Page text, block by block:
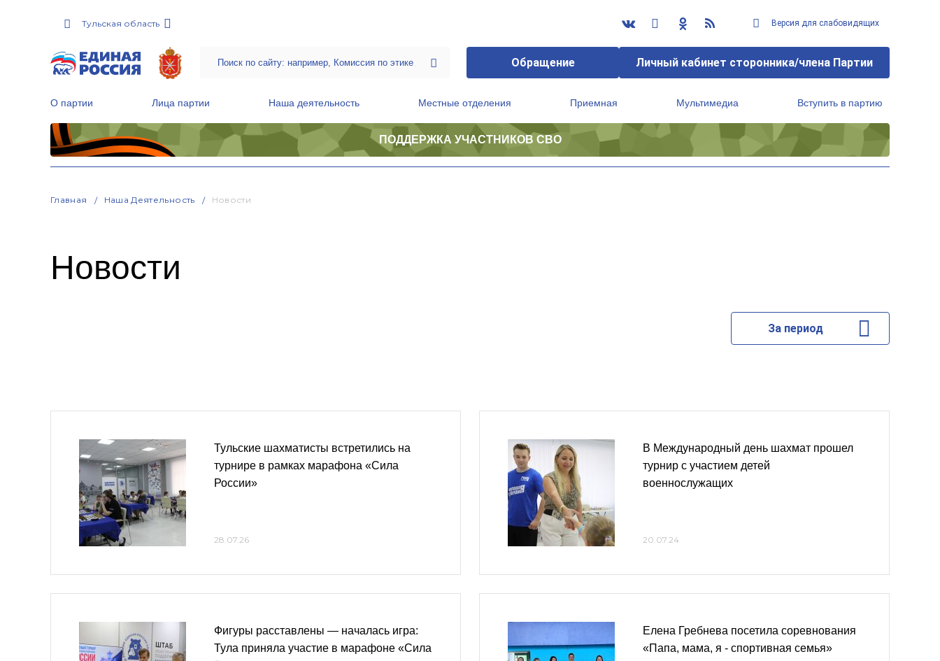
Тульская область Версия для слабовидящих
Обращение Личный кабинет сторонника/члена Партии
О партии Лица партии Наша деятельность Местные отделения Приемная Мультимедиа Вступить в партию
ПОДДЕРЖКА УЧАСТНИКОВ СВО
Главная Наша Деятельность Новости
Новости
За период
Тульские шахматисты встретились на
турнире в рамках марафона «Сила
России»
28.07.26
Фигуры расставлены — началась игра:
Тула приняла участие в марафоне «Сила
В Международный день шахмат прошел
турнир с участием детей
военнослужащих
20.07.24
Елена Гребнева посетила соревнования
«Папа, мама, я - спортивная семья»